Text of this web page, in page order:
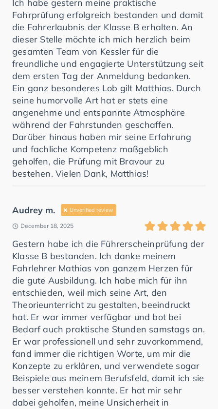
Ich habe gestern meine praktische
Fahrprüfung erfolgreich bestanden und damit
die Fahrerlaubnis der Klasse B erhalten. An
dieser Stelle möchte ich mich herzlich beim
gesamten Team von Kessler für die
freundliche und engagierte Unterstützung seit
dem ersten Tag der Anmeldung bedanken.
Ein ganz besonderes Lob gilt Matthias. Durch
seine humorvolle Art hat er stets eine
angenehme und entspannte Atmosphäre
während der Fahrstunden geschaffen.
Darüber hinaus haben mir seine Erfahrung
und fachliche Kompetenz maßgeblich
geholfen, die Prüfung mit Bravour zu
bestehen. Vielen Dank, Matthias!
Audrey m. Unverified review
December 18, 2025
Gestern habe ich die Führerscheinprüfung der
Klasse B bestanden. Ich danke meinem
Fahrlehrer Mathias von ganzem Herzen für
die gute Ausbildung. Ich habe mich für ihn
entschieden, weil mich seine Art, den
Theorieunterricht zu gestalten, beeindruckt
hat. Er war immer verfügbar und bot bei
Bedarf auch praktische Stunden samstags an.
Er war professionell und sehr zuvorkommend,
fand immer die richtigen Worte, um mir die
Konzepte zu erklären, und verwendete sogar
Beispiele aus meinem Berufsfeld, damit ich sie
besser verstehen konnte. Er hat mir sehr
dabei geholfen, meine Unsicherheit in